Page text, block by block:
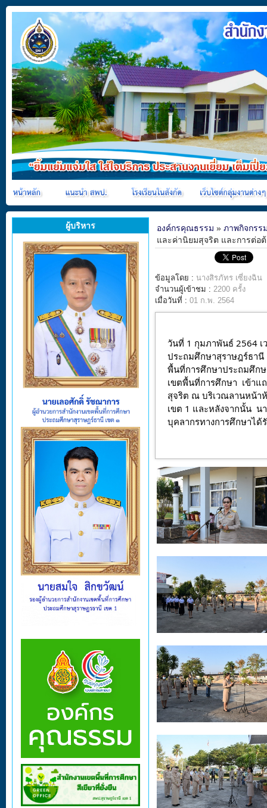
ผู้บริหาร องค์กรคุณธรรม » ภาพกิจกรร
และค่านิยมสุจริต และการต่อ
ข้อมูลโดย : นางสิรภัทร เซี่ยงฉิน
จำนวนผู้เข้าชม : 2200 ครั้ง
เมื่อวันที่ : 01 ก.พ. 2564
วันที่ 1 กุมภาพันธ์ 2564
ประถมศึกษาสุราษฎร์ธา
พื้นที่การศึกษาประถมศึกษ
เขตพื้นที่การศึกษา  เข้า
สุจริต ณ บริเวณลานหน้า
เขต 1 และหลังจากนั้น
บุคลากรทางการศึกษาได้